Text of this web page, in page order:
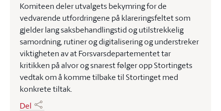
Komiteen deler utvalgets bekymring for de
vedvarende utfordringene på klareringsfeltet som
gjelder lang saksbehandlingstid og utilstrekkelig
samordning, rutiner og digitalisering og understreker
viktigheten av at Forsvarsdepartementet tar
kritikken på alvor og snarest følger opp Stortingets
vedtak om å komme tilbake til Stortinget med
konkrete tiltak.
Del